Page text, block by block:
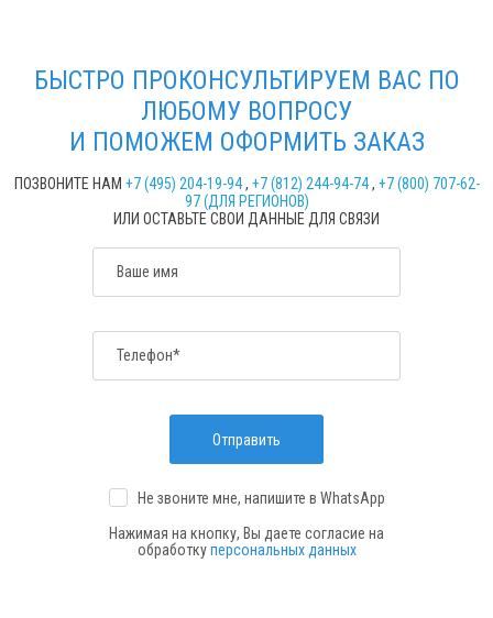
БЫСТРО ПРОКОНСУЛЬТИРУЕМ ВАС ПО
ЛЮБОМУ ВОПРОСУ
И ПОМОЖЕМ ОФОРМИТЬ ЗАКАЗ
ПОЗВОНИТЕ НАМ +7 (495) 204-19-94, +7 (812) 244-94-74, +7 (800) 707-62-
97 (ДЛЯ РЕГИОНОВ)
ИЛИ ОСТАВЬТЕ СВОИ ДАННЫЕ ДЛЯ СВЯЗИ
Ваше имя
Телефон*
Отправить
Не звоните мне, напишите в WhatsApp
Нажимая на кнопку, Вы даете согласие на
обработкуперсональных данных